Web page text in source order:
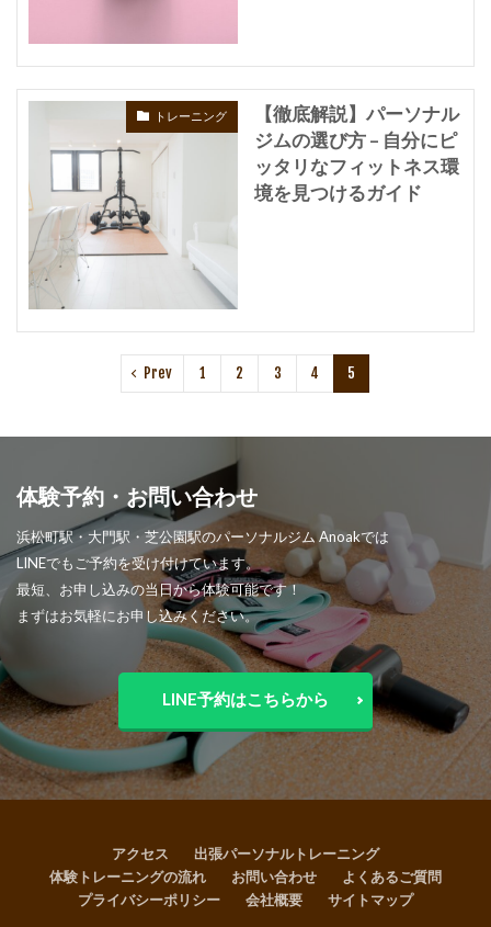
トレーニング
【徹底解説】パーソナル
ジムの選び方 – 自分にピ
ッタリなフィットネス環
境を見つけるガイド
Prev 1 2 3 4 5
体験予約・お問い合わせ
浜松町駅・大門駅・芝公園駅のパーソナルジム Anoakでは
LINEでもご予約を受け付けています。
最短、お申し込みの当日から体験可能です！
まずはお気軽にお申し込みください。
LINE予約はこちらから
アクセス
出張パーソナルトレーニング
体験トレーニングの流れ
お問い合わせ
よくあるご質問
プライバシーポリシー
会社概要 サイトマップ